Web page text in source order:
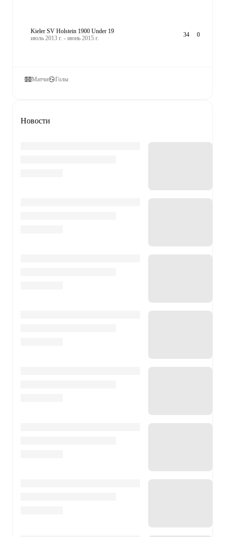
Kieler SV Holstein 1900 Under 19
июль 2013 г. - июнь 2015 г.
34 0
Матчи Голы
Новости